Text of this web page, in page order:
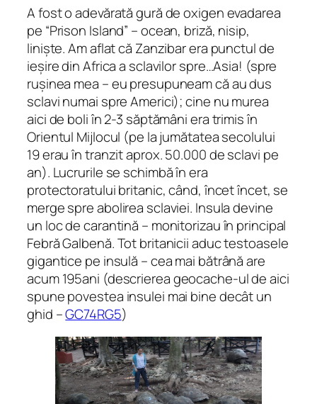
A fost o adevărată gură de oxigen evadarea
pe “Prison Island” – ocean, briză, nisip,
liniște. Am aflat că Zanzibar era punctul de
ieșire din Africa a sclavilor spre…Asia! (spre
rușinea mea – eu presupuneam că au dus
sclavi numai spre Americi); cine nu murea
aici de boli în 2-3 săptămâni era trimis în
Orientul Mijlocul (pe la jumătatea secolului
19 erau în tranzit aprox. 50.000 de sclavi pe
an). Lucrurile se schimbă în era
protectoratului britanic, când, încet încet, se
merge spre abolirea sclaviei. Insula devine
un loc de carantină – monitorizau în principal
Febră Galbenă. Tot britanicii aduc testoasele
gigantice pe insulă – cea mai bătrână are
acum 195ani (descrierea geocache-ul de aici
spune povestea insulei mai bine decât un
ghid –GC74RG5)